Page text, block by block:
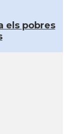
els pobres